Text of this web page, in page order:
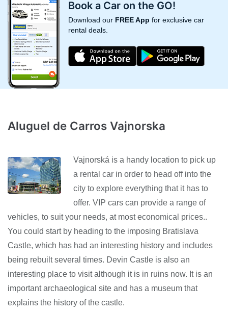
Book a Car on the GO!
Download our FREE App for exclusive car
rental deals.
Aluguel de Carros Vajnorska
Vajnorská is a handy location to pick up
a rental car in order to head off into the
city to explore everything that it has to
offer. VIP cars can provide a range of
vehicles, to suit your needs, at most economical prices..
You could start by heading to the imposing Bratislava
Castle, which has had an interesting history and includes
being rebuilt several times. Devin Castle is also an
interesting place to visit although it is in ruins now. It is an
important archaeological site and has a museum that
explains the history of the castle.